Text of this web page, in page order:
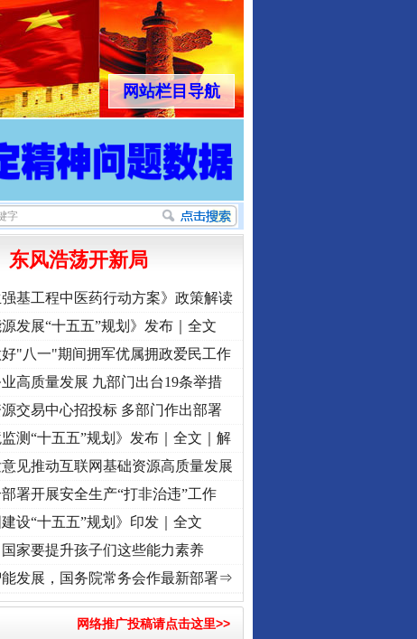
网站栏目导航
心使命 奋进复兴征程丨“转折之城”激荡..·[视频]
东风浩荡开新局
强基工程中医药行动方案》政策解读
源发展“十五五”规划》发布｜全文
"八一"期间拥军优属拥政爱民工作
高质量发展 九部门出台19条举措
交易中心招投标 多部门作出部署
监测“十五五”规划》发布｜全文｜解
见推动互联网基础资源高质量发展
署开展安全生产“打非治违”工作
建设“十五五”规划》印发｜全文
家要提升孩子们这些能力素养
发展，国务院常务会作最新部署⇒
网络推广投稿请点击这里>>